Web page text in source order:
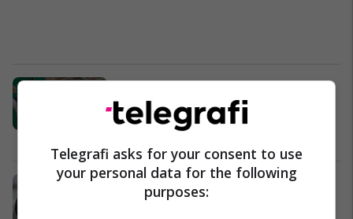
Me Bale, sulmi i Tottenhamit
parashikohet të jetë në një
dimension tjetër
Giggs: Ronaldo mund të luajë deri
në moshën 40 vjeçare
Telegrafi asks for your consent to use
your personal data for the following
purposes: